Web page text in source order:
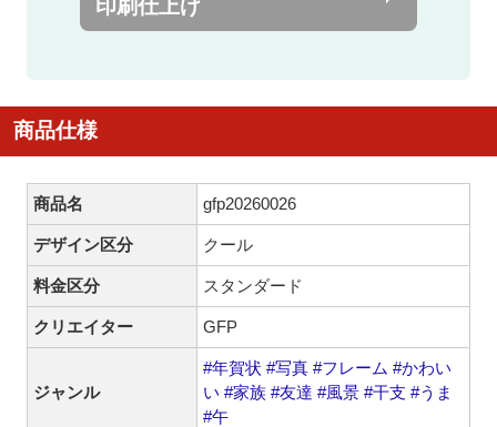
印刷仕上げ
商品仕様
商品名 gfp20260026
デザイン区分 クール
料金区分 スタンダード
クリエイター GFP
ジャンル
#年賀状 #写真 #フレーム #かわい
い #家族 #友達 #風景 #干支 #うま
#午